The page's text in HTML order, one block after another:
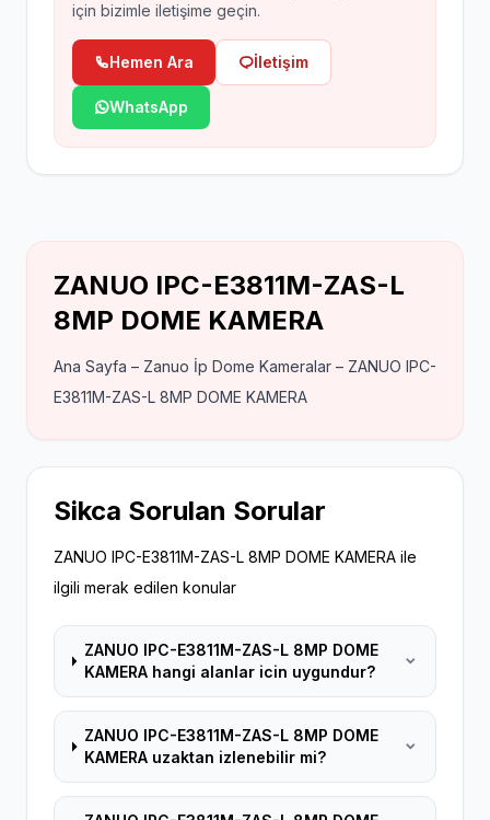
için bizimle iletişime geçin.
Hemen Ara İletişim
WhatsApp
ZANUO IPC-E3811M-ZAS-L
8MP DOME KAMERA
Ana Sayfa – Zanuo İp Dome Kameralar – ZANUO IPC-
E3811M-ZAS-L 8MP DOME KAMERA
Sikca Sorulan Sorular
ZANUO IPC-E3811M-ZAS-L 8MP DOME KAMERA ile
ilgili merak edilen konular
ZANUO IPC-E3811M-ZAS-L 8MP DOME
KAMERA hangi alanlar icin uygundur?
ZANUO IPC-E3811M-ZAS-L 8MP DOME
KAMERA uzaktan izlenebilir mi?